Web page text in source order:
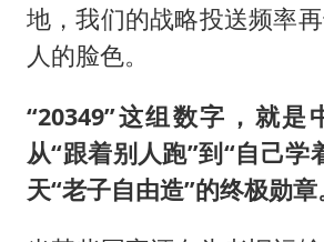
地，我们的战略投送频率
人的脸色。
“20349”这组数字，就是
从“跟着别人跑”到“自己学
天“老子自由造”的终极勋章